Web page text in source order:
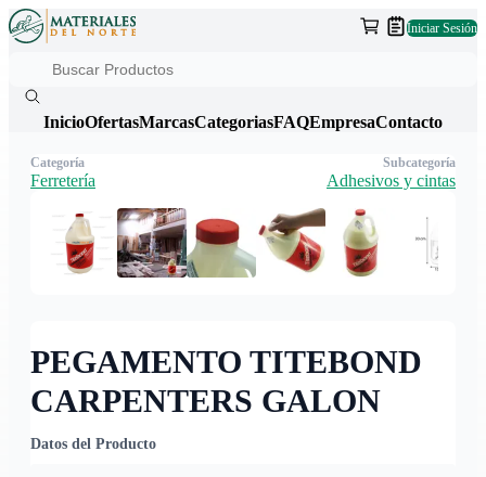
Iniciar Sesión
InicioOfertasMarcasCategoriasFAQEmpresaContacto
PEGAMENTO TITEBOND
CARPENTERS GALON
Datos del Producto
Categoría
Ferretería
Subcategoría
Adhesivos y cintas